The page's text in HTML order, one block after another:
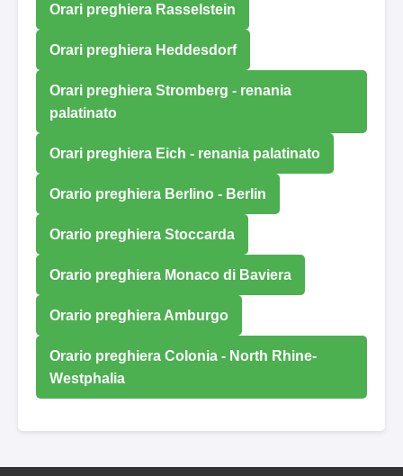
Orari preghiera Rasselstein
Orari preghiera Heddesdorf
Orari preghiera Stromberg - renania
palatinato
Orari preghiera Eich - renania palatinato
Orario preghiera Berlino - Berlin
Orario preghiera Stoccarda
Orario preghiera Monaco di Baviera
Orario preghiera Amburgo
Orario preghiera Colonia - North Rhine-
Westphalia